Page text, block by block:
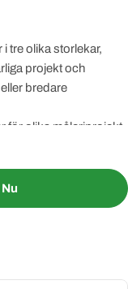
tre olika storlekar,
projekt och
bredare
för olika måleriprojekt,
olika storlekarna ger
i dina konstverk.
är tillverkade av
applicering av färg.
I 3 Storlekar
I 3